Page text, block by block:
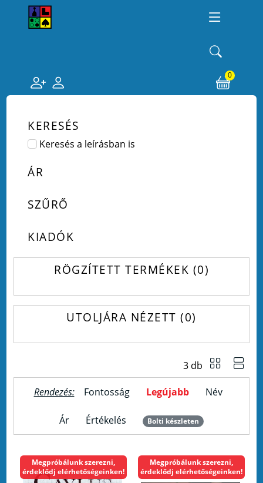
0
KERESÉS
Keresés a leírásban is
ÁR
SZŰRŐ
KIADÓK
RÖGZÍTETT TERMÉKEK 0
UTOLJÁRA NÉZETT 0
3 db
Rendezés: Fontosság Legújabb Név
Ár Értékelés Bolti készleten
Megpróbálunk szerezni,
érdeklődj elérhetőségeinken!
Megpróbálunk szerezni,
érdeklődj elérhetőségeinken!